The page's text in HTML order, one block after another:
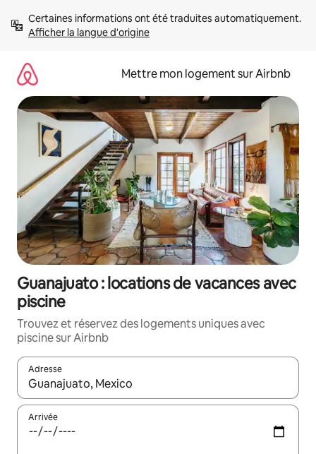
directement
Afficher la langue d'origine
Mettre mon logement sur Airbnb
Guanajuato : locations de vacances avec
piscine
Trouvez et réservez des logements uniques avec
piscine sur Airbnb
Adresse
Lorsque les résultats s'affichent, utilisez les flèches vers le
Arrivée